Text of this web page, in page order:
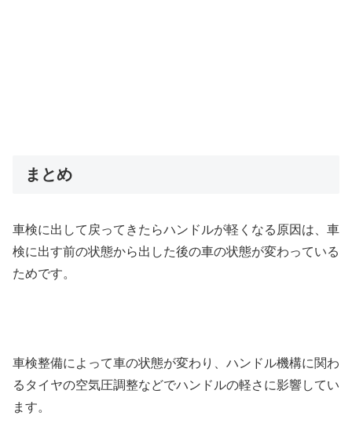
まとめ
車検に出して戻ってきたらハンドルが軽くなる原因は、車
検に出す前の状態から出した後の車の状態が変わっている
ためです。
車検整備によって車の状態が変わり、ハンドル機構に関わ
るタイヤの空気圧調整などでハンドルの軽さに影響してい
ます。